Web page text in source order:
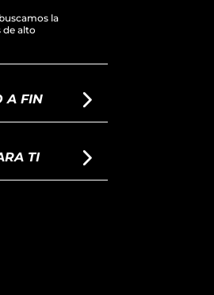
la
de alto
A FIN
TI